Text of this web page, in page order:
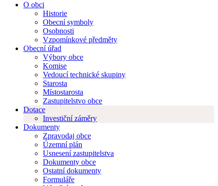
O obci
Historie
Obecní symboly
Osobnosti
Vzpomínkové předměty
Obecní úřad
Výbory obce
Komise
Vedoucí technické skupiny
Starosta
Místostarosta
Zastupitelstvo obce
Dotace
Investiční záměry
Dokumenty
Zpravodaj obce
Územní plán
Usnesení zastupitelstva
Dokumenty obce
Ostatní dokumenty
Formuláře